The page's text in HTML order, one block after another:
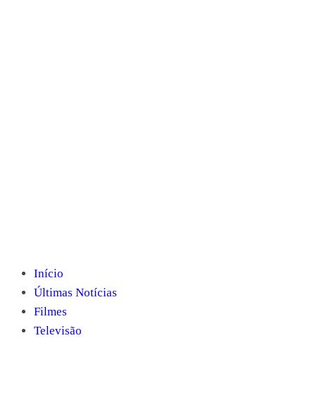
Início
Últimas Notícias
Filmes
Televisão